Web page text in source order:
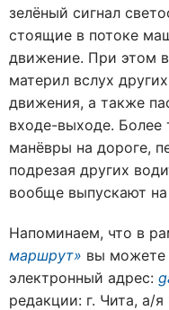
зелёный сигнал
стоящие в потоке
движение. При этом
материл вслух
движения, а также
входе-выходе. Более
манёвры на дороге,
подрезая других
вообще выпускают
Напоминаем, что в
маршрут» вы можете
электронный адрес:
редакции: г. Чита, а/